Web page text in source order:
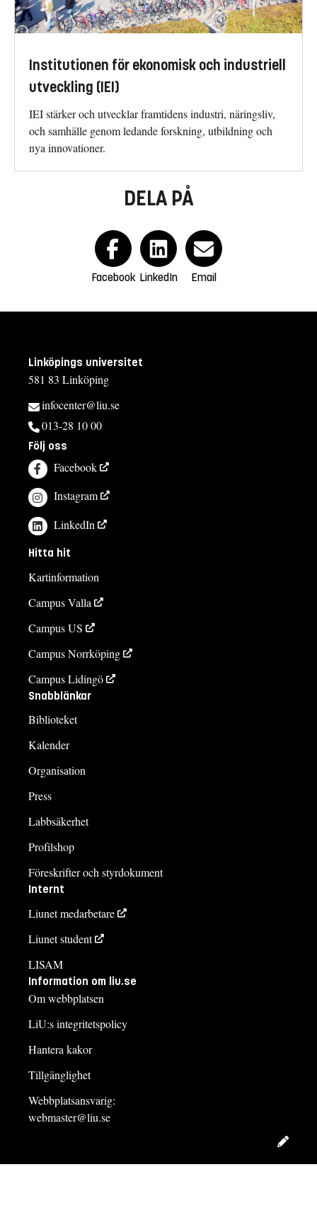
Institutionen för ekonomisk och industriell
utveckling (IEI)
IEI stärker och utvecklar framtidens industri, näringsliv,
och samhälle genom ledande forskning, utbildning och
nya innovationer.
DELA PÅ
Facebook LinkedIn Email
Linköpings universitet
581 83 Linköping
infocenter@liu.se
013-28 10 00
Följ oss
Facebook
Instagram
LinkedIn
Hitta hit
Kartinformation
Campus Valla
Campus US
Campus Norrköping
Campus Lidingö
Snabblänkar
Biblioteket
Kalender
Organisation
Press
Labbsäkerhet
Profilshop
Föreskrifter och styrdokument
Internt
Liunet medarbetare
Liunet student
LISAM
Information om liu.se
Om webbplatsen
LiU:s integritetspolicy
Hantera kakor
Tillgänglighet
Webbplatsansvarig:
webmaster@liu.se